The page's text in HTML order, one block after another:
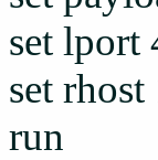
set lport
set
run